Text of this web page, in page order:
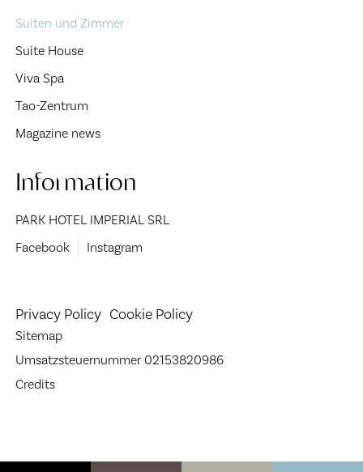
Suiten und Zimmer(Aktuelle Seite)
Suite House
Viva Spa
Tao-Zentrum
Magazine news
Information
PARK HOTEL IMPERIAL SRL
Facebook
Instagram
Privacy Policy Cookie Policy
Sitemap
Umsatzsteuernummer 02153820986
Credits